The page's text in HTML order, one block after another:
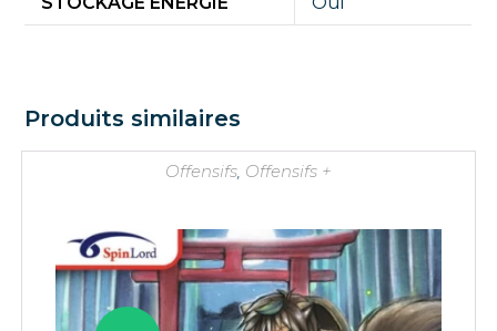
Produits similaires
Offensifs, Offensifs +